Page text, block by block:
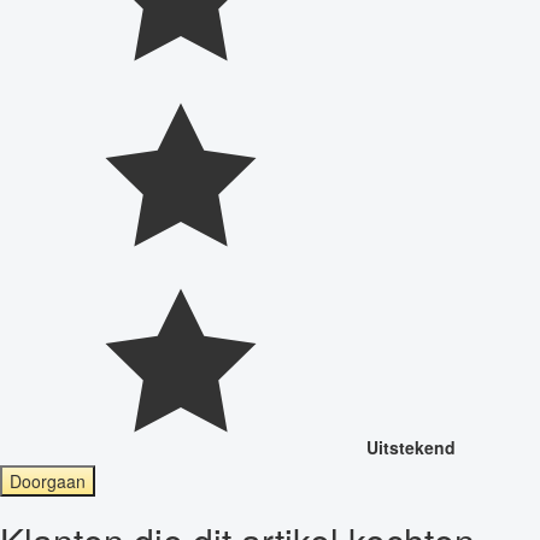
Uitstekend
Doorgaan